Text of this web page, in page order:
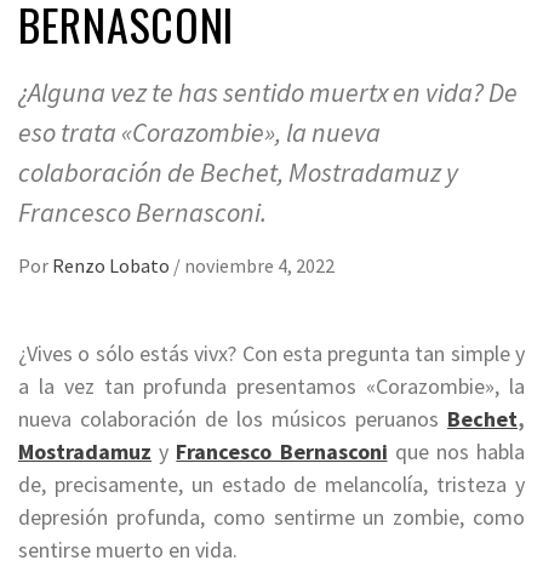
BERNASCONI
¿Alguna vez te has sentido muertx en vida? De
eso trata «Corazombie», la nueva
colaboración de Bechet, Mostradamuz y
Francesco Bernasconi.
Por Renzo Lobato / noviembre 4, 2022
¿Vives o sólo estás vivx? Con esta pregunta tan simple y
a la vez tan profunda presentamos «Corazombie», la
nueva colaboración de los músicos peruanos Bechet,
Mostradamuz y Francesco Bernasconi que nos habla
de, precisamente, un estado de melancolía, tristeza y
depresión profunda, como sentirme un zombie, como
sentirse muerto en vida.